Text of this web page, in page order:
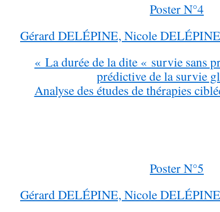
Poster N°4
Gérard DELÉPINE, Nicole
« La durée de la dite « survie sans
prédictive de la survie
Analyse des études de thérapies
Poster N°5
Gérard DELÉPINE, Nicole